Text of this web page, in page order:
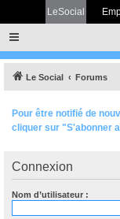
LeSocial
Le Social Forums
Pour être notifié de
cliquer sur "S'abonner
Connexion
Nom d’utilisateur :